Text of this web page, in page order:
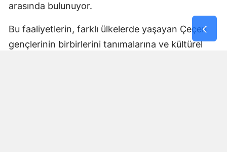
arasında bulunuyor.
Bu faaliyetlerin, farklı ülkelerde yaşayan Çeçen
gençlerinin birbirlerini tanımalarına ve kültürel